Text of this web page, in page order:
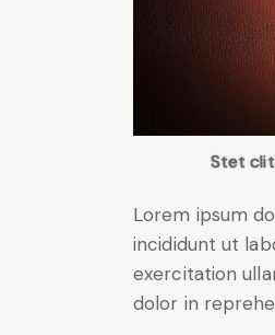
Stet
Lorem ipsum
incididunt ut
exercitation
dolor in